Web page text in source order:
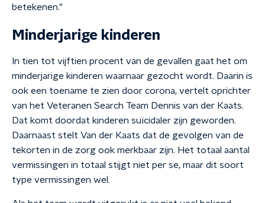
betekenen."
Minderjarige kinderen
In tien tot vijftien procent van de gevallen gaat het om
minderjarige kinderen waarnaar gezocht wordt. Daarin is
ook een toename te zien door corona, vertelt oprichter
van het Veteranen Search Team Dennis van der Kaats.
Dat komt doordat kinderen suïcidaler zijn geworden.
Daarnaast stelt Van der Kaats dat de gevolgen van de
tekorten in de zorg ook merkbaar zijn. Het totaal aantal
vermissingen in totaal stijgt niet per se, maar dit soort
type vermissingen wel.